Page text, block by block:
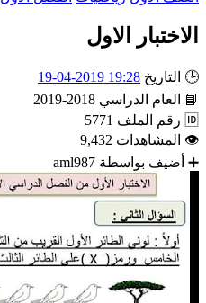
الاختبار الاول
🕒 التاريخ 19:28 2019-04-19
📘
العام الدراسي 2018-2019
🆔 رقم الملف 5771
👁 المشاهدات 9,432
➕ أضيف بواسطة aml987